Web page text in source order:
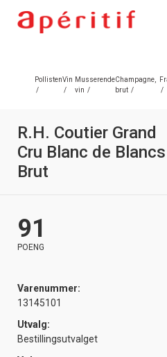
Pollisten
/
Vin
/
Musserende
vin /
Champagne,
brut /
/
R.H. Coutier Grand
Cru Blanc de Blancs
Brut
91
POENG
Varenummer:
13145101
Utvalg:
Bestillingsutvalget